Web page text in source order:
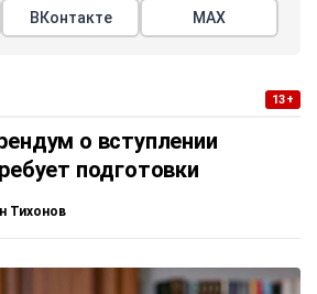
ВКонтакте МАХ
13+
о вступлении
подготовки
Тихонов